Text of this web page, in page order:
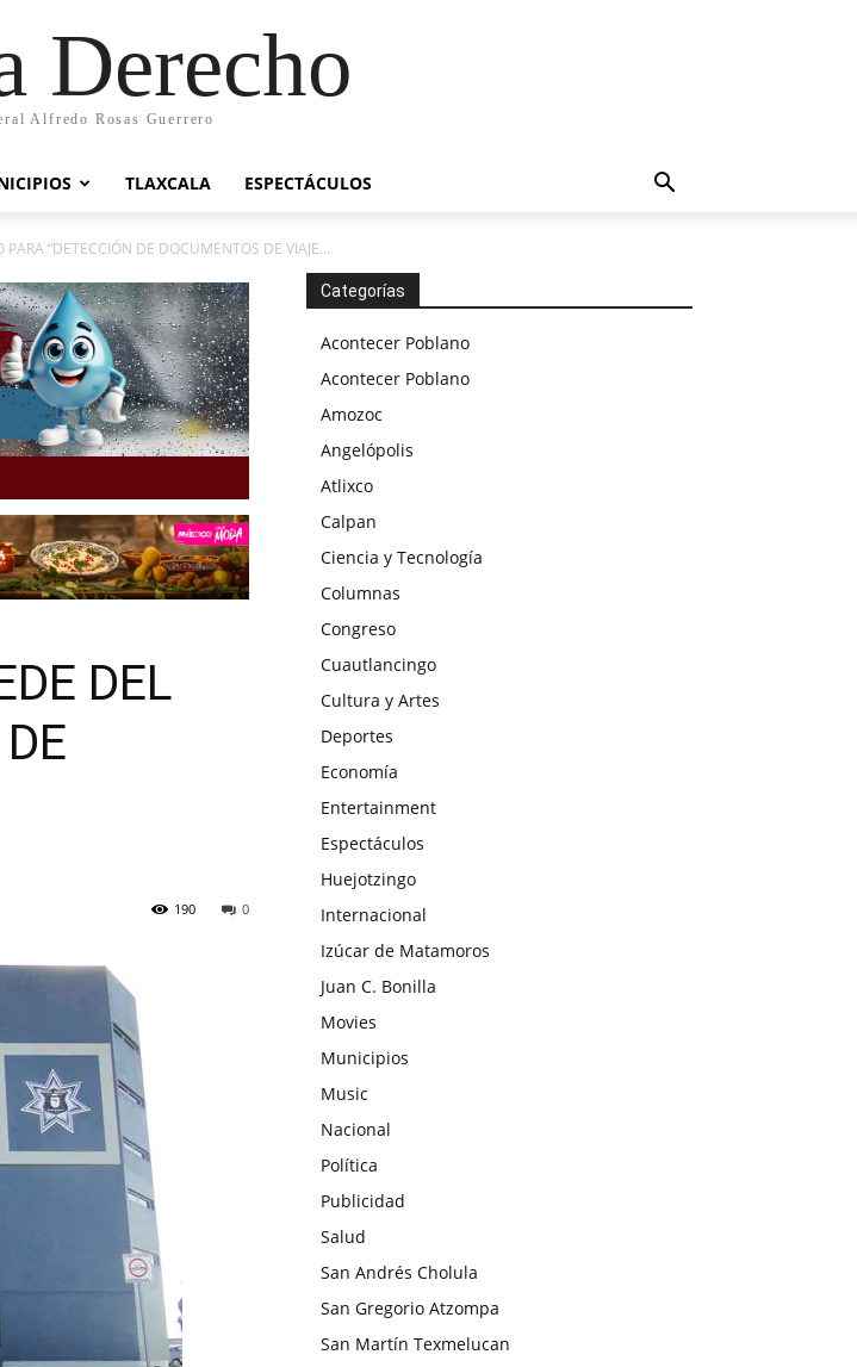
Derecho
Alfredo Rosas Guerrero
TLAXCALA ESPECTÁCULOS
“DETECCIÓN DE DOCUMENTOS DE VIAJE...
DEL
0
190
Categorías
Acontecer Poblano
Acontecer Poblano
Amozoc
Angelópolis
Atlixco
Calpan
Ciencia y Tecnología
Columnas
Congreso
Cuautlancingo
Cultura y Artes
Deportes
Economía
Entertainment
Espectáculos
Huejotzingo
Internacional
Izúcar de Matamoros
Juan C. Bonilla
Movies
Municipios
Music
Nacional
Política
Publicidad
Salud
San Andrés Cholula
San Gregorio Atzompa
San Martín Texmelucan